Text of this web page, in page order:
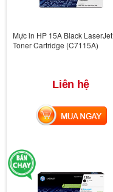
Mực in HP 15A Black LaserJet
Toner Cartridge (C7115A)
Liên hệ
MUA NGAY